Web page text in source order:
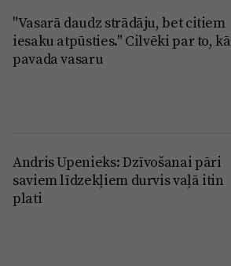
"Vasarā daudz strādāju, bet citiem
iesaku atpūsties." Cilvēki par to, kā
pavada vasaru
Andris Upenieks: Dzīvošanai pāri
saviem līdzekļiem durvis vaļā itin
plati